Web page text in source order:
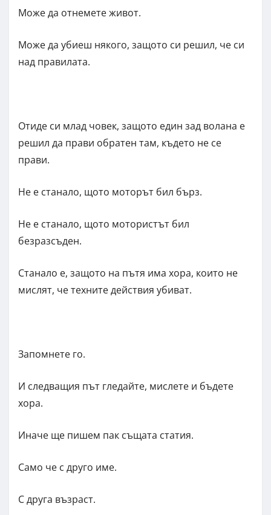
Може да отнемете живот.
Може да убиеш някого, защото си решил, че си
над правилата.
Отиде си млад човек, защото един зад волана е
решил да прави обратен там, където не се
прави.
Не е станало, щото моторът бил бърз.
Не е станало, щото мотористът бил
безразсъден.
Станало е, защото на пътя има хора, които не
мислят, че техните действия убиват.
Запомнете го.
И следващия път гледайте, мислете и бъдете
хора.
Иначе ще пишем пак същата статия.
Само че с друго име.
С друга възраст.